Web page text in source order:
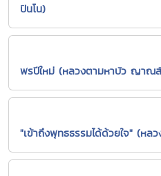
ปันโน)
พรปีใหม่ (หลวงตามหาบัว ญาณ
"เข้าถึงพุทธธรรมได้ด้วยใจ" (หล